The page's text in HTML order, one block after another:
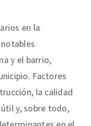
en la
y el barrio,
Factores
la calidad
y, sobre todo,